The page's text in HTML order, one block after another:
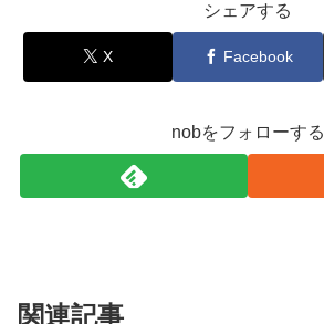
シェアする
X Facebook
nobをフォローする
関連記事